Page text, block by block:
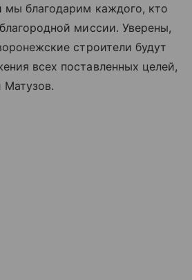
мы благодарим каждого, кто
миссии. Уверены,
строители будут
всех поставленных целей,